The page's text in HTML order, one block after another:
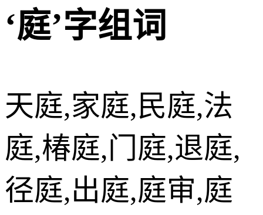
‘庭’字组词
天庭,家庭,民庭,法
庭,椿庭,门庭,退庭,
径庭,出庭,庭审,庭